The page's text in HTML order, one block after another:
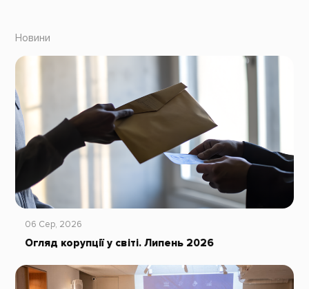
Новини
06 Сер, 2026
Огляд корупції у світі. Липень 2026